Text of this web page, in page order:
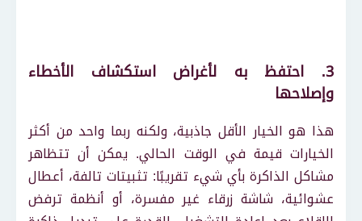
3. احتفظ به لأغراض استكشاف الأخطاء
وإصلاحها
هذا هو الخيار الأقل جاذبية، ولكنه ربما واحد من أكثر
الخيارات قيمة في الوقت الحالي. يمكن أن تتظاهر
مشاكل الذاكرة بأي شيء تقريبًا: تثبيتات تالفة، أعطال
عشوائية، شاشة زرقاء غير مفسرة، أو أنظمة ترفض